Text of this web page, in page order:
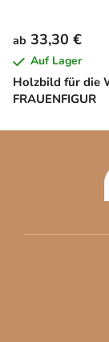
Holzbild für die
FRAUENFIGUR
ab 33,30 €
Auf Lager